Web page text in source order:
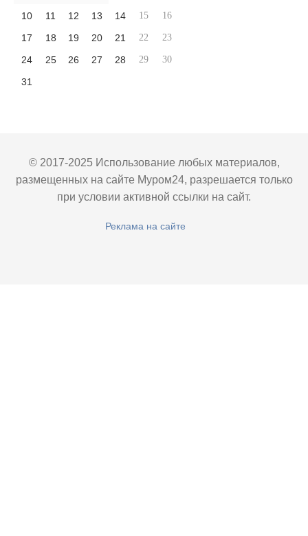
10 11 12 13 14 15 16
17 18 19 20 21 22 23
24 25 26 27 28 29 30
31
© 2017-2025 Использование любых материалов,
размещенных на сайте Муром24, разрешается только
при условии активной ссылки на сайт.
Реклама на сайте